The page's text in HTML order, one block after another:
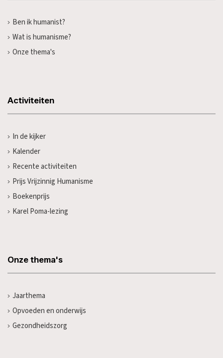
Ben ik humanist?
Wat is humanisme?
Onze thema's
Activiteiten
In de kijker
Kalender
Recente activiteiten
Prijs Vrijzinnig Humanisme
Boekenprijs
Karel Poma-lezing
Onze thema's
Jaarthema
Opvoeden en onderwijs
Gezondheidszorg